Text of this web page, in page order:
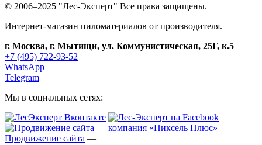
© 2006–2025 "Лес-Эксперт" Все права защищены.
Интернет-магазин пиломатериалов от производителя.
г. Москва, г. Мытищи, ул. Коммунистическая, 25Г, к.5
+7 (495) 722-93-52
WhatsApp
Telegram
Мы в социальных сетях:
Продвижение сайта —